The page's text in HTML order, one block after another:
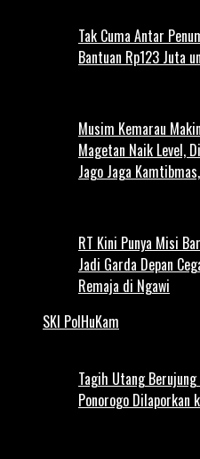
Tak Cuma Antar
Bantuan Rp123 Juta
Musim Kemarau
Magetan Naik Level,
Jago Jaga
RT Kini Punya Misi
Jadi Garda Depan
Remaja di Ngawi
SKI PolHuKam
Tagih Utang Berujung
Ponorogo Dilaporkan